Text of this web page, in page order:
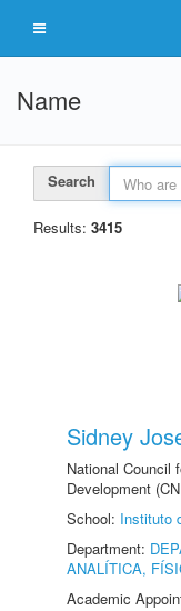
Name
Search
Results: 3415
Sidney
National Council
Development
School: Instituto
Department:
ANALÍTICA,
Academic